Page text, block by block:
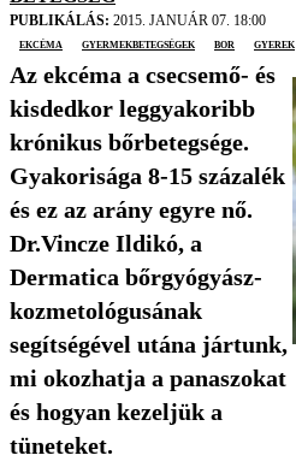
PUBLIKÁLÁS: 2015. JANUÁR 07. 18:00
ekcéma
gyermekbetegségek bor gyerek
Az ekcéma a csecsemő- és
kisdedkor leggyakoribb
krónikus bőrbetegsége.
Gyakorisága 8-15 százalék
és ez az arány egyre nő.
Dr.Vincze Ildikó, a
Dermatica bőrgyógyász-
kozmetológusának
segítségével utána jártunk,
mi okozhatja a panaszokat
és hogyan kezeljük a
tüneteket.